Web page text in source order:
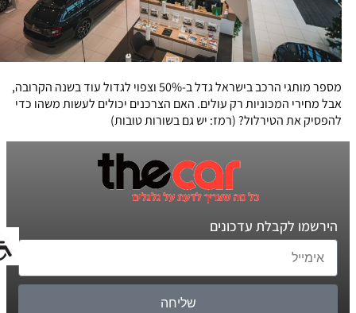
מספר מותגי הרכב בישראל גדל ב-50% וצפוי לגדול עוד בשנה הקרובה,
אבל מחירי המכוניות רק עולים. האם הצרכנים יכולים לעשות משהו כדי
להפסיק את הטירלול? (רמז: יש גם בשורות טובות)
הירשמו לקבלת עדכונים
שליחה